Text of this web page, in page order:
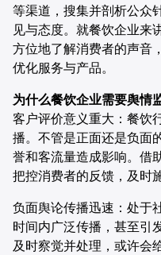
电信
医疗
等渠道，搜集并剖析公众
见与态度。就餐饮企业来
方位地了解消费者的声音
优化服务与产品。
为什么餐饮企业需要舆情
客户评价意义重大：餐饮
播。不管是正面还是负面
誉和客流量造成影响。借
把控消费者的反馈，及时
负面舆论传播迅速：处于
时间内广泛传播，甚至引
及时察觉并处理，或许会